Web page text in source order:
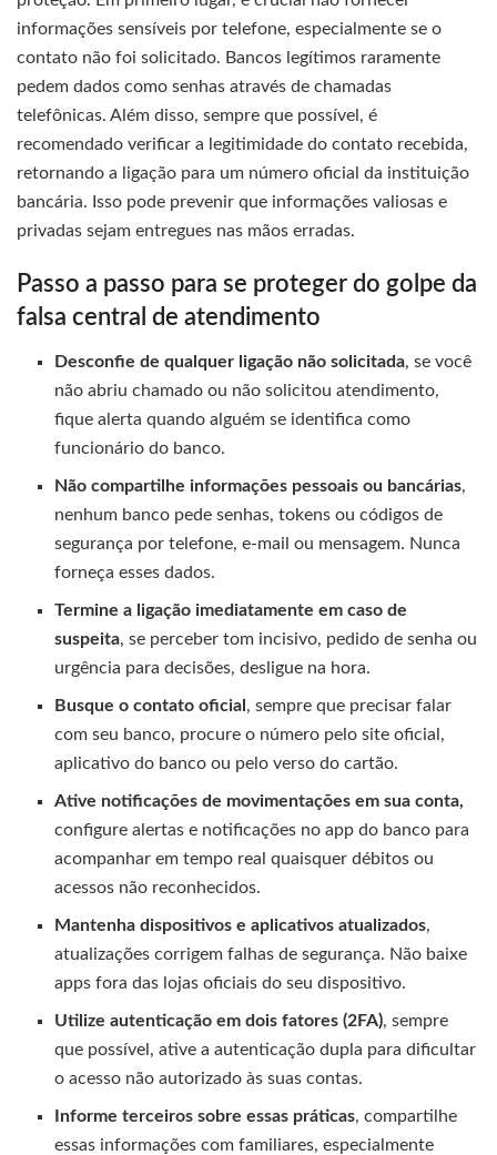
informações sensíveis por telefone, especialmente se o
contato não foi solicitado. Bancos legítimos raramente
pedem dados como senhas através de chamadas
telefônicas. Além disso, sempre que possível, é
recomendado verificar a legitimidade do contato recebida,
retornando a ligação para um número oficial da instituição
bancária. Isso pode prevenir que informações valiosas e
privadas sejam entregues nas mãos erradas.
Passo a passo para se proteger do golpe da
falsa central de atendimento
Desconfie de qualquer ligação não solicitada, se você
não abriu chamado ou não solicitou atendimento,
fique alerta quando alguém se identifica como
funcionário do banco.
Não compartilhe informações pessoais ou bancárias,
nenhum banco pede senhas, tokens ou códigos de
segurança por telefone, e-mail ou mensagem. Nunca
forneça esses dados.
Termine a ligação imediatamente em caso de
suspeita, se perceber tom incisivo, pedido de senha ou
urgência para decisões, desligue na hora.
Busque o contato oficial , sempre que precisar falar
com seu banco, procure o número pelo site oficial,
aplicativo do banco ou pelo verso do cartão.
Ative notificações de movimentações em sua conta,
configure alertas e notificações no app do banco para
acompanhar em tempo real quaisquer débitos ou
acessos não reconhecidos.
Mantenha dispositivos e aplicativos atualizados,
atualizações corrigem falhas de segurança. Não baixe
apps fora das lojas oficiais do seu dispositivo.
Utilize autenticação em dois fatores (2FA), sempre
que possível, ative a autenticação dupla para dificultar
o acesso não autorizado às suas contas.
Informe terceiros sobre essas práticas, compartilhe
essas informações com familiares, especialmente